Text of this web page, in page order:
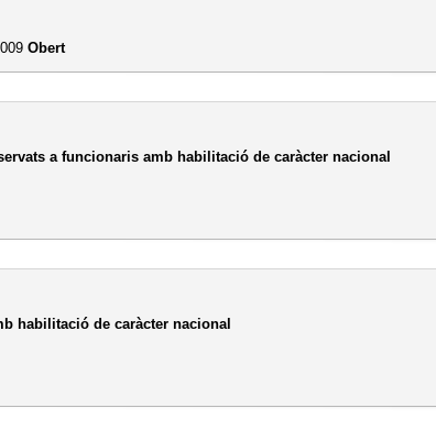
Obert
a funcionaris amb habilitació de caràcter nacional
habilitació de caràcter nacional